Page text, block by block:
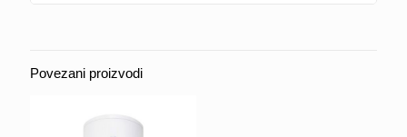
količina
Povezani proizvodi